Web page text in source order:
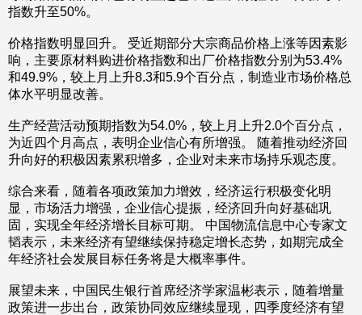
指数升至50%。
价格指数明显回升。 受近期部分大宗商品价格上涨等因素影
响，主要原材料购进价格指数和出厂价格指数分别为53.4%
和49.9%，较上月上升8.3和5.9个百分点，制造业市场价格总
体水平明显改善。
生产经营活动预期指数为54.0%，较上月上升2.0个百分点，
为近四个月高点，表明企业信心有所增强。 随着推动经济回
升向好的积极因素累积增多，企业对未来市场持乐观态度。
综合来看，随着各项政策加力增效，经济运行积极变化明
显，市场活力增强，企业信心提振，经济回升向好基础巩
固，实现全年经济增长目标可期。 中国物流信息中心专家文
韬表示，未来经济有望继续保持稳定增长态势，如期完成全
年经济社会发展目标任务将是大概率事件。
展望未来，中国民生银行首席经济学家温彬表示，随着增量
政策进一步出台，政策协同效应继续显现，四季度经济有望